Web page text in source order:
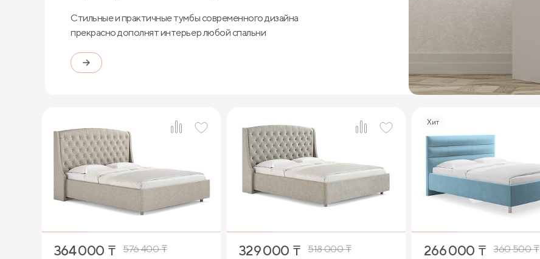
Стильные и практичные тумбы современного дизайна
прекрасно дополнят интерьер любой спальни
2
364 000 ₸ 576 400₸
3
329 000 ₸ 518 000₸
Хит
3
266 000 ₸ 360 500₸